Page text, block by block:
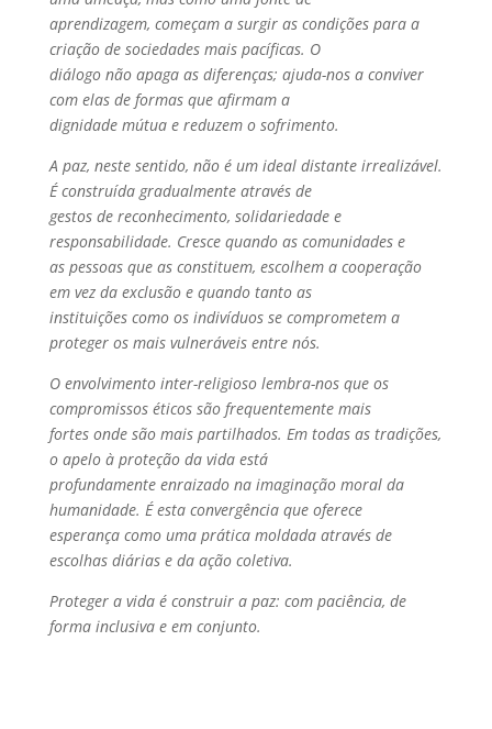
aprendizagem, começam a surgir as condições para a
criação de sociedades mais pacíficas. O
diálogo não apaga as diferenças; ajuda-nos a conviver
com elas de formas que afirmam a
dignidade mútua e reduzem o sofrimento.
A paz, neste sentido, não é um ideal distante irrealizável.
É construída gradualmente através de
gestos de reconhecimento, solidariedade e
responsabilidade. Cresce quando as comunidades e
as pessoas que as constituem, escolhem a cooperação
em vez da exclusão e quando tanto as
instituições como os indivíduos se comprometem a
proteger os mais vulneráveis entre nós.
O envolvimento inter-religioso lembra-nos que os
compromissos éticos são frequentemente mais
fortes onde são mais partilhados. Em todas as tradições,
o apelo à proteção da vida está
profundamente enraizado na imaginação moral da
humanidade. É esta convergência que oferece
esperança como uma prática moldada através de
escolhas diárias e da ação coletiva.
Proteger a vida é construir a paz: com paciência, de
forma inclusiva e em conjunto.